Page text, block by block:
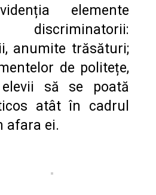
elemente
discriminatorii:
anumite trăsături;
de politețe,
să se poată
atât în cadrul
afara ei.